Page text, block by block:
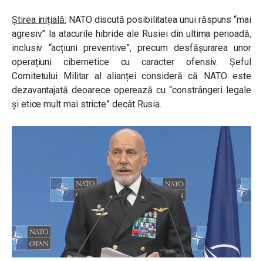
Știrea inițială: NATO discută posibilitatea unui răspuns “mai
agresiv” la atacurile hibride ale Rusiei din ultima perioadă,
inclusiv “acțiuni preventive”, precum desfășurarea unor
operațiuni cibernetice cu caracter ofensiv. Șeful
Comitetului Militar al alianței consideră că NATO este
dezavantajată deoarece operează cu “constrângeri legale
și etice mult mai stricte” decât Rusia.